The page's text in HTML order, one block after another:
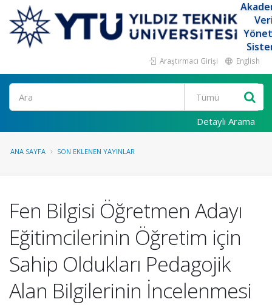
Araştırmacı Girişi English
Ara
Detaylı Arama
ANA SAYFA SON EKLENEN YAYINLAR
Fen Bilgisi Öğretmen Adayı
Eğitimcilerinin Öğretim için
Sahip Oldukları Pedagojik
Alan Bilgilerinin İncelenmesi